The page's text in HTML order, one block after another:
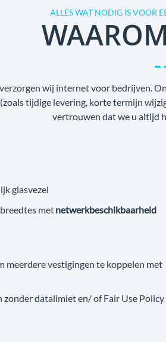
ALLES WAT NODIG IS VOOR
wij internet voor bedrijven.
tijdige levering, korte termijn
vertrouwen dat we u altijd
glasvezel
metnetwerkbeschikbaarheid
meerdere vestigingen te koppelen met
datalimiet en/ of Fair Use Policy